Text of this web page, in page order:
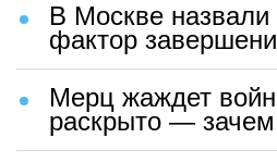
В Москве
фактор
Мерц жаждет
раскрыто — зачем